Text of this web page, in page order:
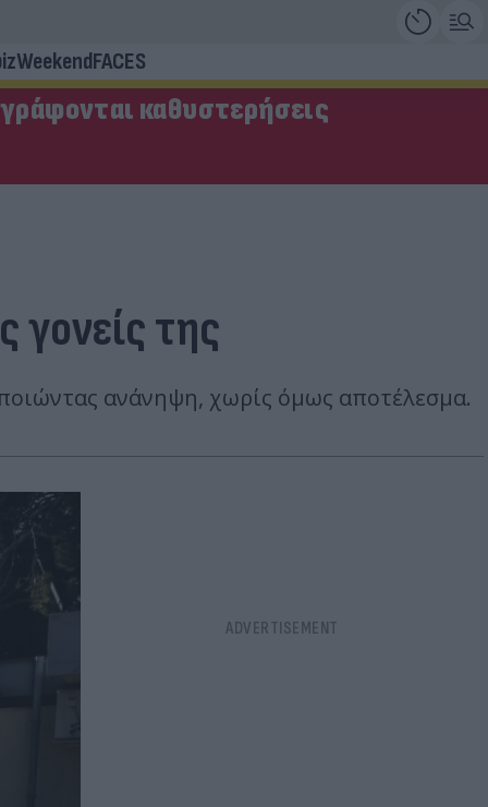
WeekendFACES
καθυστερήσεις
γονείς της
ανάνηψη, χωρίς όμως αποτέλεσμα.